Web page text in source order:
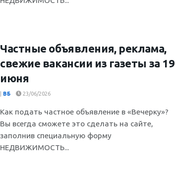
Частные объявления, реклама,
свежие вакансии из газеты за 19
июня
ВБ 23/06/2026
Как подать частное объявление в «Вечерку»?
Вы всегда сможете это сделать на сайте,
заполнив специальную форму
НЕДВИЖИМОСТЬ...